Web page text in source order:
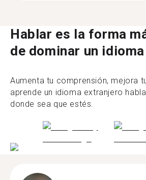
Hablar es la forma
de dominar un idioma
Aumenta tu comprensión, mejora
aprende un idioma extranjero
donde sea que estés.